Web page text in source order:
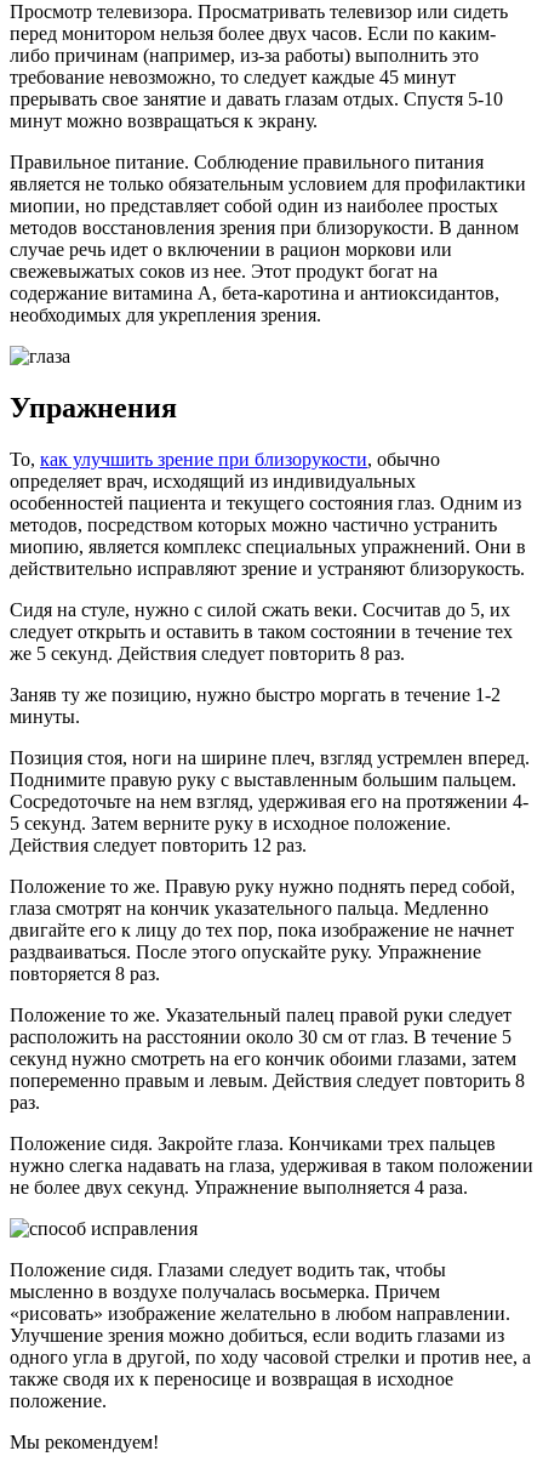
Просмотр телевизора. Просматривать телевизор или сидеть
перед монитором нельзя более двух часов. Если по каким-
либо причинам (например, из-за работы) выполнить это
требование невозможно, то следует каждые 45 минут
прерывать свое занятие и давать глазам отдых. Спустя 5-10
минут можно возвращаться к экрану.
Правильное питание. Соблюдение правильного питания
является не только обязательным условием для профилактики
миопии, но представляет собой один из наиболее простых
методов восстановления зрения при близорукости. В данном
случае речь идет о включении в рацион моркови или
свежевыжатых соков из нее. Этот продукт богат на
содержание витамина А, бета-каротина и антиоксидантов,
необходимых для укрепления зрения.
Упражнения
То, как улучшить зрение при близорукости, обычно
определяет врач, исходящий из индивидуальных
особенностей пациента и текущего состояния глаз. Одним из
методов, посредством которых можно частично устранить
миопию, является комплекс специальных упражнений. Они в
действительно исправляют зрение и устраняют близорукость.
Сидя на стуле, нужно с силой сжать веки. Сосчитав до 5, их
следует открыть и оставить в таком состоянии в течение тех
же 5 секунд. Действия следует повторить 8 раз.
Заняв ту же позицию, нужно быстро моргать в течение 1-2
минуты.
Позиция стоя, ноги на ширине плеч, взгляд устремлен вперед.
Поднимите правую руку с выставленным большим пальцем.
Сосредоточьте на нем взгляд, удерживая его на протяжении 4-
5 секунд. Затем верните руку в исходное положение.
Действия следует повторить 12 раз.
Положение то же. Правую руку нужно поднять перед собой,
глаза смотрят на кончик указательного пальца. Медленно
двигайте его к лицу до тех пор, пока изображение не начнет
раздваиваться. После этого опускайте руку. Упражнение
повторяется 8 раз.
Положение то же. Указательный палец правой руки следует
расположить на расстоянии около 30 см от глаз. В течение 5
секунд нужно смотреть на его кончик обоими глазами, затем
попеременно правым и левым. Действия следует повторить 8
раз.
Положение сидя. Закройте глаза. Кончиками трех пальцев
нужно слегка надавать на глаза, удерживая в таком положении
не более двух секунд. Упражнение выполняется 4 раза.
Положение сидя. Глазами следует водить так, чтобы
мысленно в воздухе получалась восьмерка. Причем
«рисовать» изображение желательно в любом направлении.
Улучшение зрения можно добиться, если водить глазами из
одного угла в другой, по ходу часовой стрелки и против нее, а
также сводя их к переносице и возвращая в исходное
положение.
Мы рекомендуем!